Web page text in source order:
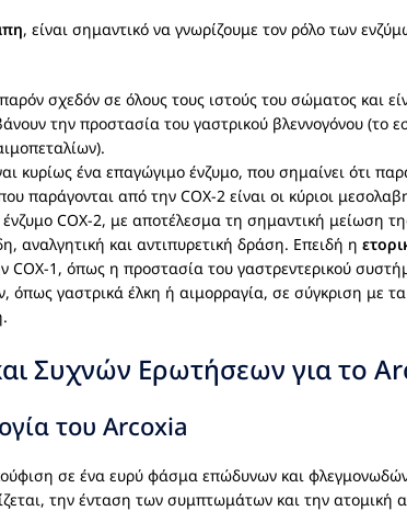
, είναι σημαντικό να γνωρίζουμε τον ρόλο των
σχεδόν σε όλους τους ιστούς του σώματος και
την προστασία του γαστρικού βλεννογόνου
κυρίως ένα επαγώγιμο ένζυμο, που σημαίνει ότι
παράγονται από την COX-2 είναι οι κύριοι
ένζυμο COX-2, με αποτέλεσμα τη σημαντική
αναλγητική και αντιπυρετική δράση. Επειδή η
COX-1, όπως η προστασία του γαστρεντερικού
όπως γαστρικά έλκη ή αιμορραγία, σε σύγκριση με
Συχνών Ερωτήσεων για το
του Arcoxia
σε ένα ευρύ φάσμα επώδυνων και
την ένταση των συμπτωμάτων και την ατομική